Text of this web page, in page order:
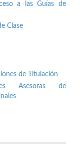
a las Guías de
Clase
de Titulación
Asesoras de